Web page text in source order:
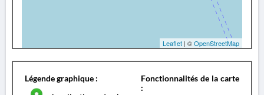
Leaflet | ©OpenStreetMap
Légende graphique :
Fonctionnalités de la carte
: